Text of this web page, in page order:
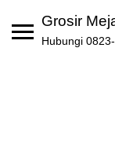
Grosir
Hubungi